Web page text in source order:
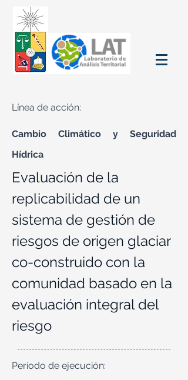
Línea de acción:
Cambio Climático y Seguridad
Hídrica
Evaluación de la
replicabilidad de un
sistema de gestión de
riesgos de origen glaciar
co-construido con la
comunidad basado en la
evaluación integral del
riesgo
Período de ejecución: